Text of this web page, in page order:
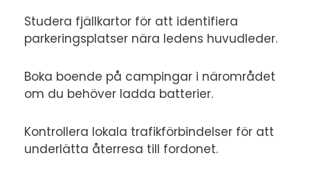
Studera fjällkartor för att identifiera
parkeringsplatser nära ledens huvudleder.
Boka boende på campingar i närområdet
om du behöver ladda batterier.
Kontrollera lokala trafikförbindelser för att
underlätta återresa till fordonet.